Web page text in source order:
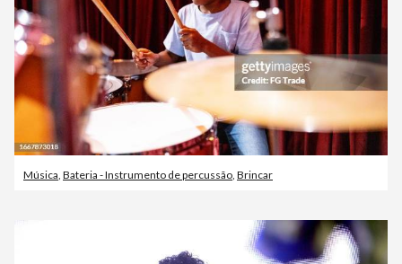
Música, Bateria - Instrumento de percussão, Brincar